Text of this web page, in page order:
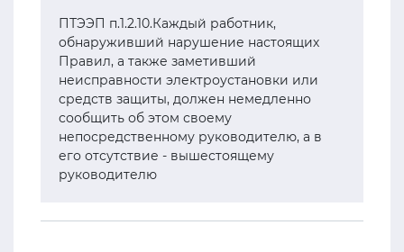
ПТЭЭП п.1.2.10.Каждый работник,
обнаруживший нарушение настоящих
Правил, а также заметивший
неисправности электроустановки или
средств защиты, должен немедленно
сообщить об этом своему
непосредственному руководителю, а в
его отсутствие - вышестоящему
руководителю